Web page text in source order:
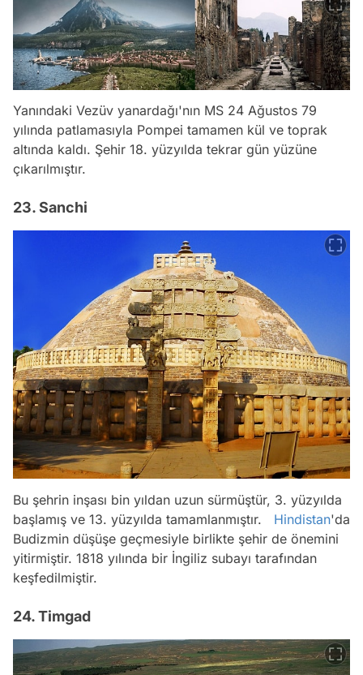
Yanındaki Vezüv yanardağı'nın MS 24 Ağustos 79
yılında patlamasıyla Pompei tamamen kül ve toprak
altında kaldı. Şehir 18. yüzyılda tekrar gün yüzüne
çıkarılmıştır.
23. Sanchi
Bu şehrin inşası bin yıldan uzun sürmüştür, 3. yüzyılda
başlamış ve 13. yüzyılda tamamlanmıştır. Hindistan'da
Budizmin düşüşe geçmesiyle birlikte şehir de önemini
yitirmiştir. 1818 yılında bir İngiliz subayı tarafından
keşfedilmiştir.
24. Timgad